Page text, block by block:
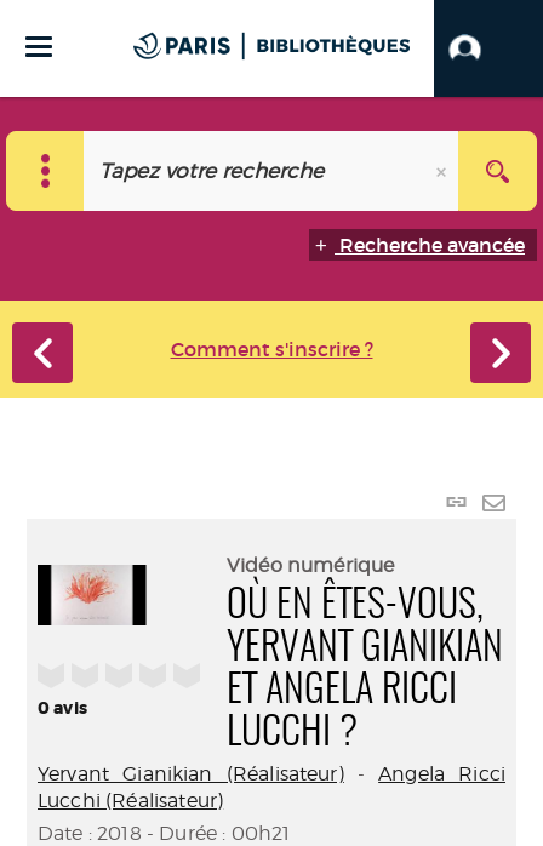
Recherche avancée
Comment s'inscrire ?
Lien
0avis
Vidéo numérique
OÙ EN ÊTES-VOUS,
YERVANT GIANIKIAN
ET ANGELA RICCI
LUCCHI ?
Yervant Gianikian (Réalisateur)-Angela Ricci
Lucchi (Réalisateur)
Date : 2018 - Durée : 00h21